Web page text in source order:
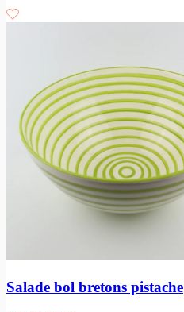
Salade bol bretons pistache